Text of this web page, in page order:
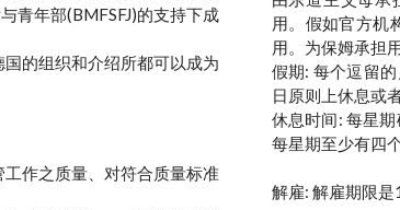
青年部(BMFSFJ)的支持下成
的组织和介绍所都可以成为
作之质量、对符合质量标准
用。假如官方机
用。为保姆承担
假期: 每个逗留
日原则上休息或
休息时间: 每星
每星期至少有四
解雇: 解雇期限是